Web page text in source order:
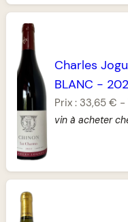
Charles
BLANC -
Prix : 33,65 € -
vin à acheter